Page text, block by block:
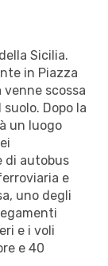
Sicilia.
in Piazza
venne scossa
Dopo la
un luogo
di autobus
e
uno degli
e i voli
e 40